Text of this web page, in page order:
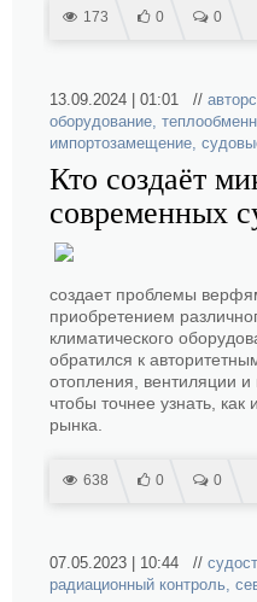
173 0 0
13.09.2024 | 01:01 //
оборудование,
импортозамещение,
Кто создаёт
современных
создает проблемы
приобретением
климатического
обратился к
отопления, вентиляции
чтобы точнее узнать, как
рынка.
638 0 0
07.05.2023 | 10:44 //
радиационный контроль,